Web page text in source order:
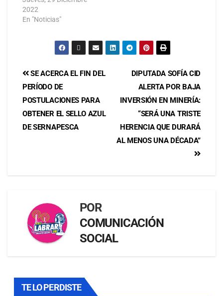
2022
En "Noticias"
DIPUTADA SOFÍA CID
ALERTA POR BAJA
INVERSIÓN EN MINERÍA:
“SERÁ UNA TRISTE
HERENCIA QUE DURARÁ
AL MENOS UNA DÉCADA”
SE ACERCA EL FIN DEL
PERÍODO DE
POSTULACIONES PARA
OBTENER EL SELLO AZUL
DE SERNAPESCA
POR
COMUNICACIÓN
SOCIAL
TE LO PERDISTE